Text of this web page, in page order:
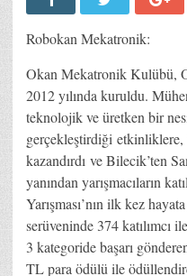
Robokan Mekatronik:
Okan Mekatronik Kulübü,
2012 yılında kuruldu.
teknolojik ve üretken bir
gerçekleştirdiği etkinliklere,
kazandırdı ve Bilecik’ten
yanından yarışmacıların
Yarışması’nın ilk kez
serüveninde 374 katılımcı
3 kategoride başarı
TL para ödülü ile